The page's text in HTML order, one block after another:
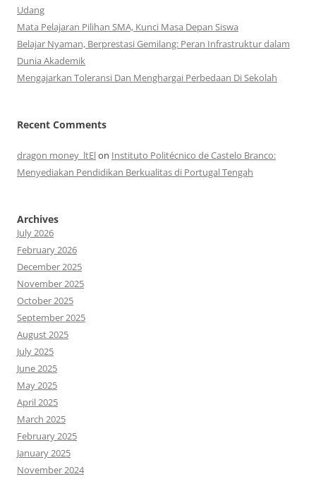
Udang
Mata Pelajaran Pilihan SMA, Kunci Masa Depan Siswa
Belajar Nyaman, Berprestasi Gemilang: Peran Infrastruktur dalam
Dunia Akademik
Mengajarkan Toleransi Dan Menghargai Perbedaan Di Sekolah
Recent Comments
dragon money_ltElon Instituto Politécnico de Castelo Branco:
Menyediakan Pendidikan Berkualitas di Portugal Tengah
Archives
July 2026
February 2026
December 2025
November 2025
October 2025
September 2025
August 2025
July 2025
June 2025
May 2025
April 2025
March 2025
February 2025
January 2025
November 2024